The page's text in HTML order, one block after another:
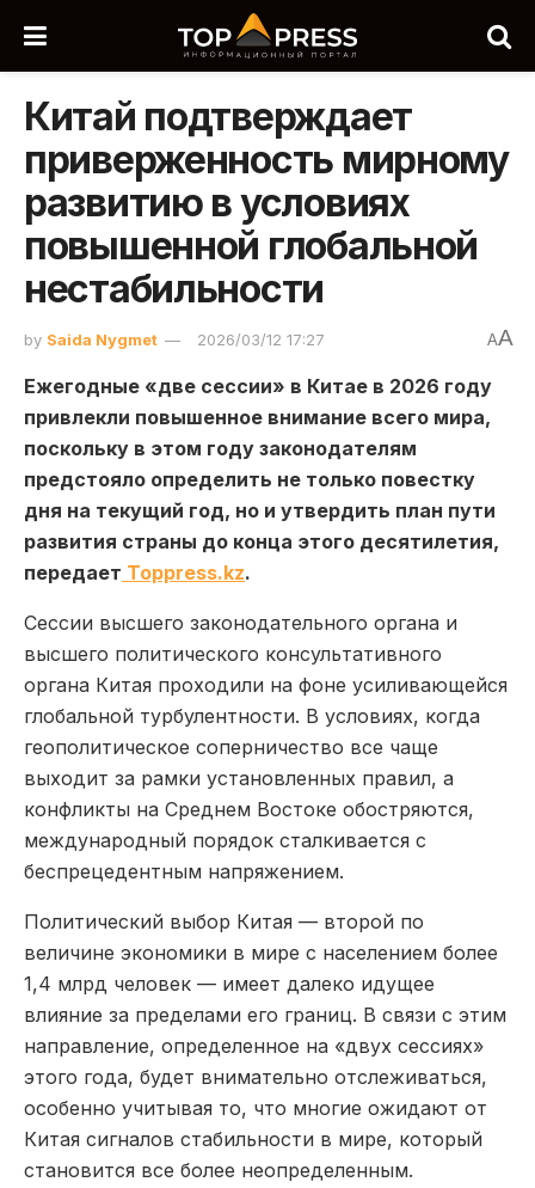
Китай подтверждает
приверженность мирному
развитию в условиях
повышенной глобальной
нестабильности
by Saida Nygmet 2026/03/12 17:27 AA
Ежегодные «две сессии» в Китае в 2026 году
привлекли повышенное внимание всего мира,
поскольку в этом году законодателям
предстояло определить не только повестку
дня на текущий год, но и утвердить план пути
развития страны до конца этого десятилетия,
передает Toppress.kz.
Сессии высшего законодательного органа и
высшего политического консультативного
органа Китая проходили на фоне усиливающейся
глобальной турбулентности. В условиях, когда
геополитическое соперничество все чаще
выходит за рамки установленных правил, а
конфликты на Среднем Востоке обостряются,
международный порядок сталкивается с
беспрецедентным напряжением.
Политический выбор Китая — второй по
величине экономики в мире с населением более
1,4 млрд человек — имеет далеко идущее
влияние за пределами его границ. В связи с этим
направление, определенное на «двух сессиях»
этого года, будет внимательно отслеживаться,
особенно учитывая то, что многие ожидают от
Китая сигналов стабильности в мире, который
становится все более неопределенным.